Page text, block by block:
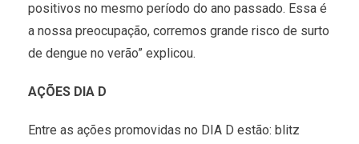
positivos no mesmo período do ano passado. Essa é
a nossa preocupação, corremos grande risco de surto
de dengue no verão” explicou.
AÇÕES DIA D
Entre as ações promovidas no DIA D estão: blitz